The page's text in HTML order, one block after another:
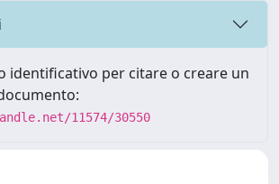
identificativo per citare o creare un
11574/30550